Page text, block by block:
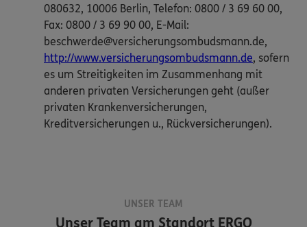
080632, 10006 Berlin, Telefon: 0800 / 3 69 60 00,
Fax: 0800 / 3 69 90 00, E-Mail:
beschwerde@versicherungsombudsmann.de,
http://www.versicherungsombudsmann.de, sofern
es um Streitigkeiten im Zusammenhang mit
anderen privaten Versicherungen geht (außer
privaten Krankenversicherungen,
Kreditversicherungen u., Rückversicherungen).
UNSER TEAM
Unser Team am StandortERGO